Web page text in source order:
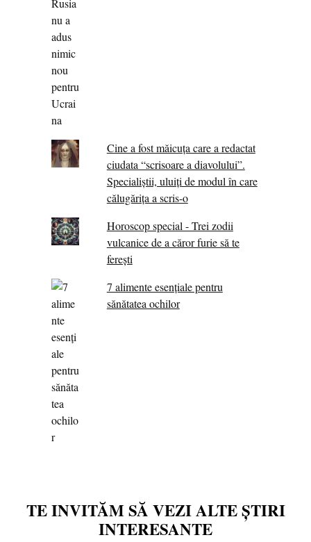
Cine a fost măicuţa care a redactat
ciudata “scrisoare a diavolului”.
Specialiştii, uluiţi de modul în care
călugărița a scris-o
Horoscop special - Trei zodii
vulcanice de a căror furie să te
ferești
7 alimente esenţiale pentru
sănătatea ochilor
TE INVITĂM SĂ VEZI ALTE ȘTIRI
INTERESANTE